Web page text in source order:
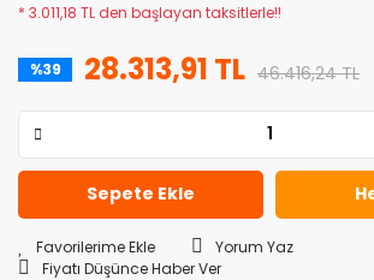
* 3.011,18 TL den başlayan taksitlerle!!
%39 28.313,91 TL 46.416,24 TL
Sepete Ekle
Yorum Yaz
Fiyatı Düşünce Haber Ver